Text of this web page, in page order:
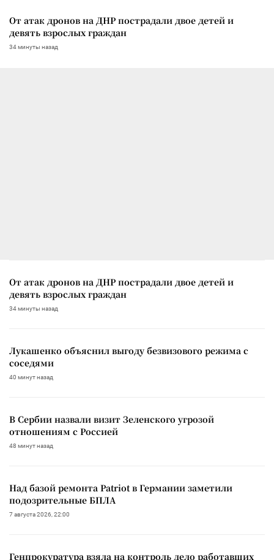
От атак дронов на ДНР пострадали двое детей и
девять взрослых граждан
34 минуты назад
От атак дронов на ДНР пострадали двое детей и
девять взрослых граждан
34 минуты назад
Лукашенко объяснил выгоду безвизового режима с
соседями
40 минут назад
В Сербии назвали визит Зеленского угрозой
отношениям с Россией
48 минут назад
Над базой ремонта Patriot в Германии заметили
подозрительные БПЛА
7 августа 2026, 22:00
Генпрокуратура взяла на контроль дело работавших